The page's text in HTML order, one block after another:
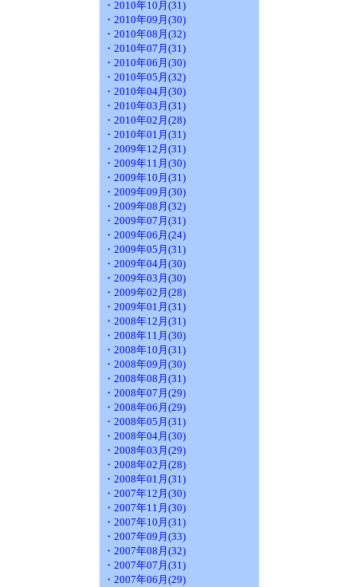
・2010年10月(31)
・2010年09月(30)
・2010年08月(32)
・2010年07月(31)
・2010年06月(30)
・2010年05月(32)
・2010年04月(30)
・2010年03月(31)
・2010年02月(28)
・2010年01月(31)
・2009年12月(31)
・2009年11月(30)
・2009年10月(31)
・2009年09月(30)
・2009年08月(32)
・2009年07月(31)
・2009年06月(24)
・2009年05月(31)
・2009年04月(30)
・2009年03月(30)
・2009年02月(28)
・2009年01月(31)
・2008年12月(31)
・2008年11月(30)
・2008年10月(31)
・2008年09月(30)
・2008年08月(31)
・2008年07月(29)
・2008年06月(29)
・2008年05月(31)
・2008年04月(30)
・2008年03月(29)
・2008年02月(28)
・2008年01月(31)
・2007年12月(30)
・2007年11月(30)
・2007年10月(31)
・2007年09月(33)
・2007年08月(32)
・2007年07月(31)
・2007年06月(29)